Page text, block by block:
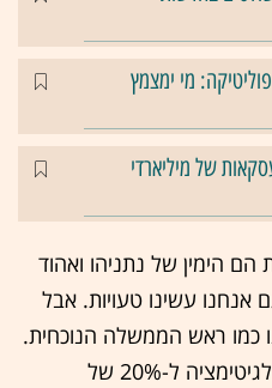
הפוליטיקה: מי ימצמץ
עסקאות של מיליארדי
הם הימין של נתניהו ואהוד
עשינו טעויות. אבל
כמו ראש הממשלה הנוכחית.
המטרה העיקרית שלי החזרת לגיטימציה ל-20% של